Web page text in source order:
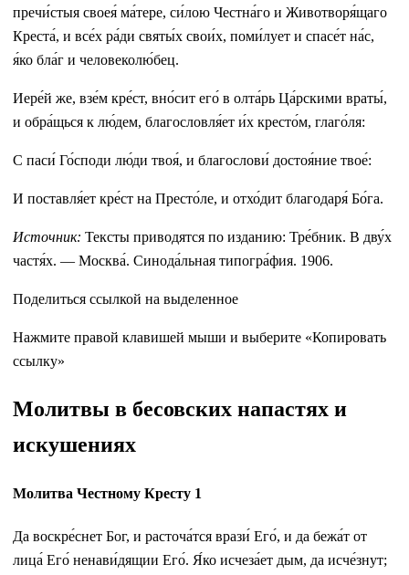
пречи́стыя своея́ ма́тере, си́лою Честна́го и Животворя́щаго
Креста́, и все́х ра́ди святы́х свои́х, поми́лует и спасе́т на́с,
я́ко бла́г и человеколю́бец.
Иере́й же, взе́м кре́ст, вно́сит его́ в олта́рь Ца́рскими враты́,
и обра́щься к лю́дем, благословля́ет и́х кресто́м, глаго́ля:
С паси́ Го́споди лю́ди твоя́, и благослови́ достоя́ние твое́:
И поставля́ет кре́ст на Престо́ле, и отхо́дит благодаря́ Бо́га.
Источник: Тексты приводятся по изданию: Тре́бник. В дву́х
частя́х. — Москва́. Синода́льная типогра́фия. 1906.
Поделиться ссылкой на выделенное
Нажмите правой клавишей мыши и выберите «Копировать
ссылку»
Молитвы в бесовских напастях и
искушениях
Молитва Честному Кресту 1
Да воскре́снет Бог, и расточа́тся врази́ Его́, и да бежа́т от
лица́ Его́ ненави́дящии Его́. Я́ко исчеза́ет дым, да исче́знут;